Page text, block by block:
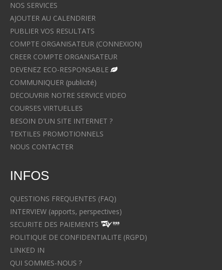
NOS SERVICES
AJOUTER AU CALENDRIER
PUBLIER VOS RESULTATS
COMPTE ORGANISATEUR (CONNEXION)
CREER COMPTE ORGANISATEUR
DEVENEZ ECO-RESPONSABLE
COMMUNIQUER (publicité)
DECOUVRIR NOTRE SERVICE VIDEO
COURSES VIRTUELLES
BESOIN D'UN SITE INTERNET ?
TEXTILES PROMOTIONNELS
NOUS CONTACTER
INFOS
QUESTIONS FREQUENTES (FAQ)
INTERVIEW (apports, perspectives)
SECURITE DES PAIEMENTS
POLITIQUE DE CONFIDENTIALITE (RGPD)
LINKED IN
QUI SOMMES-NOUS ?